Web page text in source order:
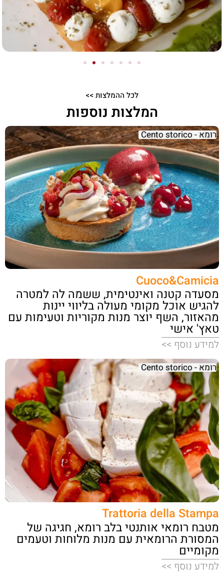
לכל ההמלצות >>
המלצות נוספות
רומא - Cento storico
Cuoco&Camicia
מסעדה קטנה ואינטימית, ששמה לה למטרה
להגיש אוכל מקומי מעולה בליווי יינות
מהאזור, השף יוצר מנות מקוריות וטעימות עם
טאץ' אישי
למידע נוסף >>
רומא - Cento storico
Trattoria della Stampa
מטבח רומאי אותנטי בלב רומא, חגיגה של
המסורת הרומאית עם מנות מלוחות וטעמים
מקומיים
למידע נוסף >>